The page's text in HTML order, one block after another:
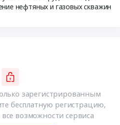
нефтяных и газовых скважин
зарегистрированным
бесплатную регистрацию,
возможности сервиса